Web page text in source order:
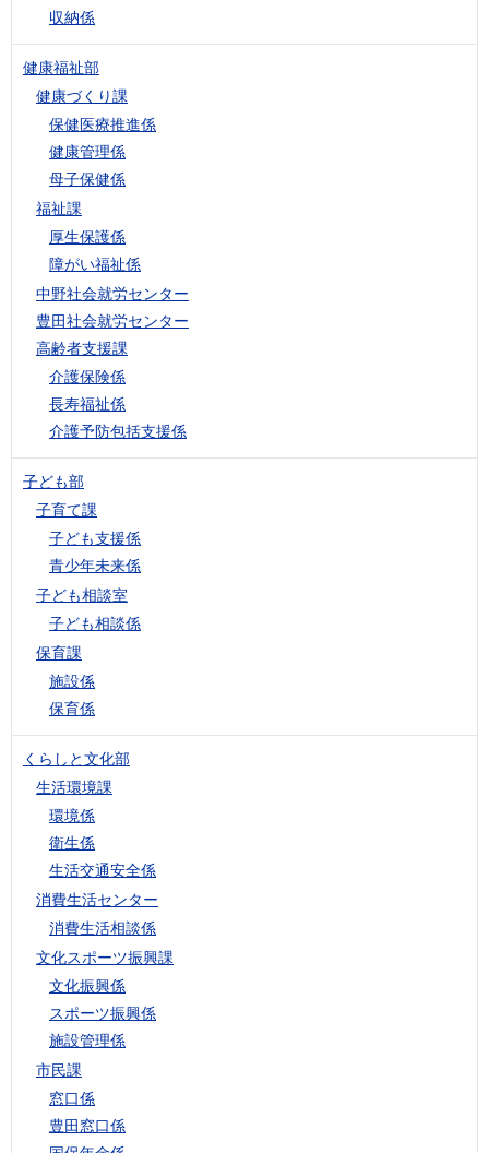
収納係
健康福祉部
健康づくり課
保健医療推進係
健康管理係
母子保健係
福祉課
厚生保護係
障がい福祉係
中野社会就労センター
豊田社会就労センター
高齢者支援課
介護保険係
長寿福祉係
介護予防包括支援係
子ども部
子育て課
子ども支援係
青少年未来係
子ども相談室
子ども相談係
保育課
施設係
保育係
くらしと文化部
生活環境課
環境係
衛生係
生活交通安全係
消費生活センター
消費生活相談係
文化スポーツ振興課
文化振興係
スポーツ振興係
施設管理係
市民課
窓口係
豊田窓口係